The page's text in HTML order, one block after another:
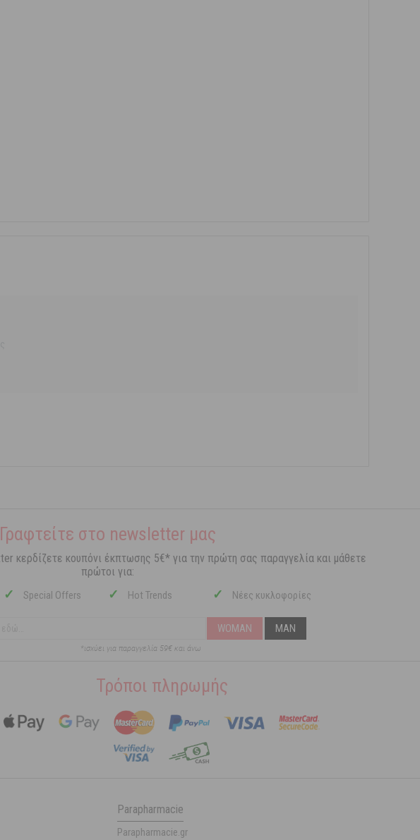
Γραφτείτε στο newsletter μας
κερδίζετε κουπόνι έκπτωσης 5€* για την πρώτη σας παραγγελία και μάθετε
πρώτοι για:
✓ Special Offers ✓ Hot Trends ✓ Νέες κυκλοφορίες
WOMAN MAN
*ισχύει για παραγγελία 59€ και άνω
Τρόποι πληρωμής
Parapharmacie
Parapharmacie.gr